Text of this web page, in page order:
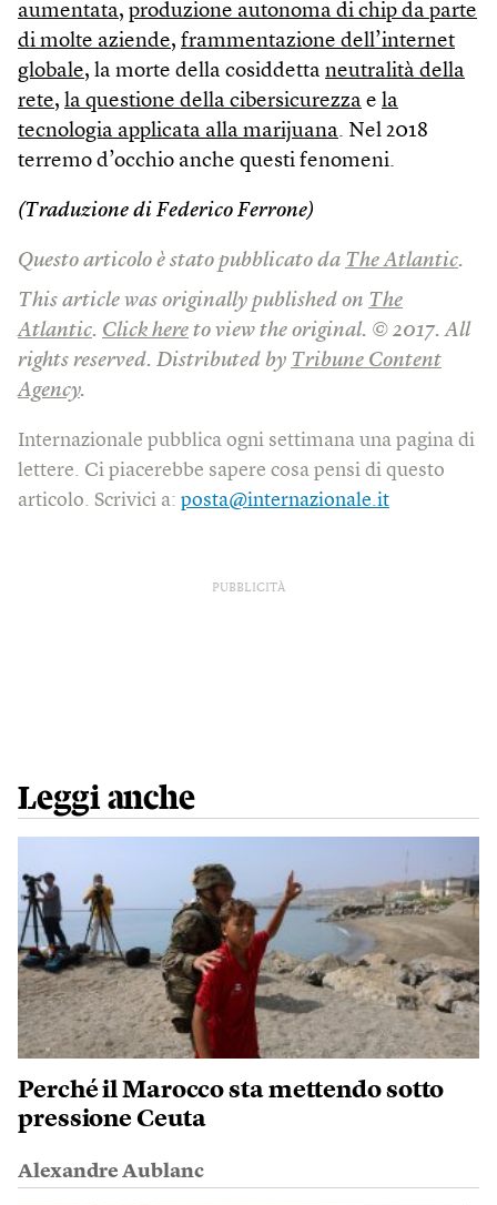
aumentata, produzione autonoma di chip da parte
di molte aziende, frammentazione dell’internet
globale, la morte della cosiddetta neutralità della
rete, la questione della cibersicurezza e la
tecnologia applicata alla marijuana. Nel 2018
terremo d’occhio anche questi fenomeni.
(Traduzione di Federico Ferrone)
Questo articolo è stato pubblicato da The Atlantic.
This article was originally published on The
Atlantic. Click here to view the original. © 2017. All
rights reserved. Distributed by Tribune Content
Agency.
Internazionale pubblica ogni settimana una pagina di
lettere. Ci piacerebbe sapere cosa pensi di questo
articolo. Scrivici a: posta@internazionale.it
PUBBLICITÀ
Leggi anche
Perché il Marocco sta mettendo sotto
pressione Ceuta
Alexandre Aublanc